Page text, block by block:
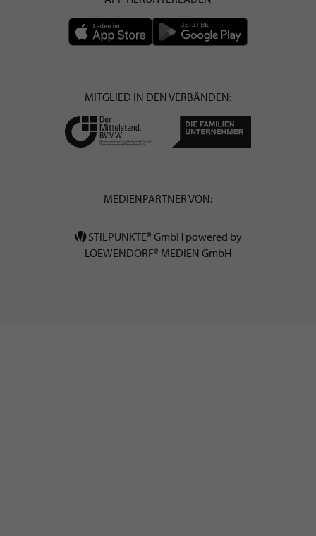
MITGLIED IN DEN VERBÄNDEN:
MEDIENPARTNER VON:
STILPUNKTE® GmbH powered by
LOEWENDORF® MEDIEN GmbH